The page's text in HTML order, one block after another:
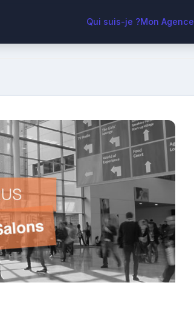
Qui suis-je ?Mon Agence